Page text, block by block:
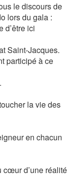
le discours de
lors du gala :
d’être ici
Saint-Jacques.
participé à ce
la vie des
en chacun
cœur d’une réalité